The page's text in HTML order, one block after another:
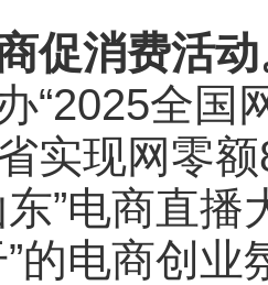
促消费活
“2025全国
实现网零
”电商直
”的电商创